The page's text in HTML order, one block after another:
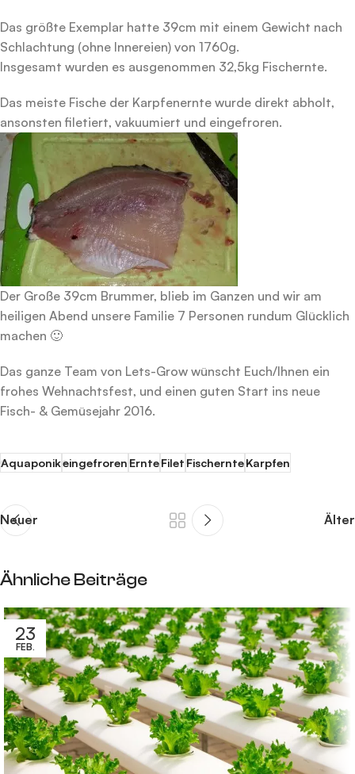
Das größte Exemplar hatte 39cm mit einem Gewicht nach
Schlachtung (ohne Innereien) von 1760g.
Insgesamt wurden es ausgenommen 32,5kg Fischernte.
Das meiste Fische der Karpfenernte wurde direkt abholt,
ansonsten filetiert, vakuumiert und eingefroren.
Der Große 39cm Brummer, blieb im Ganzen und wir am
heiligen Abend unsere Familie 7 Personen rundum Glücklich
machen 🙂
Das ganze Team von Lets-Grow wünscht Euch/Ihnen ein
frohes Wehnachtsfest, und einen guten Start ins neue
Fisch- & Gemüsejahr 2016.
AquaponikeingefrorenErnteFiletFischernteKarpfen
Neuer Älter
Ähnliche Beiträge
23
FEB.